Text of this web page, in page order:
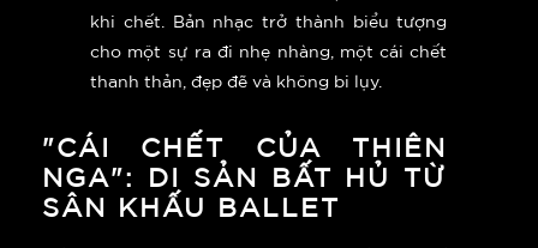
khi chết. Bản nhạc trở thành biểu tượng
cho một sự ra đi nhẹ nhàng, một cái chết
thanh thản, đẹp đẽ và không bi lụy.
"CÁI CHẾT CỦA THIÊN
NGA": DI SẢN BẤT HỦ TỪ
SÂN KHẤU BALLET